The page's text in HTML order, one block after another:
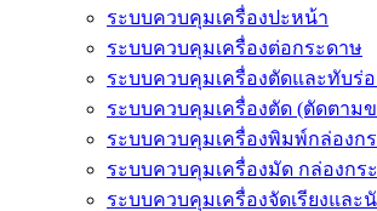
ระบบควบคุมเครื่องปะหน้า
ระบบควบคุมเครื่องต่อกระดาษ
ระบบควบคุมเครื่องตัดและทับร่อ
ระบบควบคุมเครื่องตัด (ตัดตาม
ระบบควบคุมเครื่องพิมพ์กล่องก
ระบบควบคุมเครื่องมัด กล่องกร
ระบบควบคุมเครื่องจัดเรียงและ